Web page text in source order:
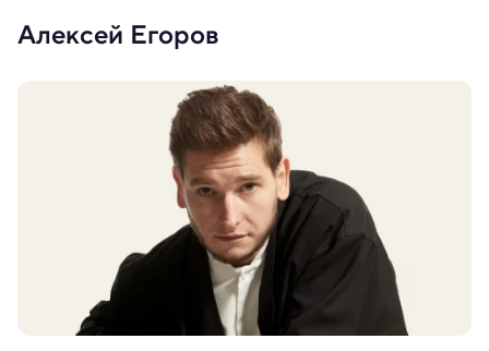
Алексей Егоров